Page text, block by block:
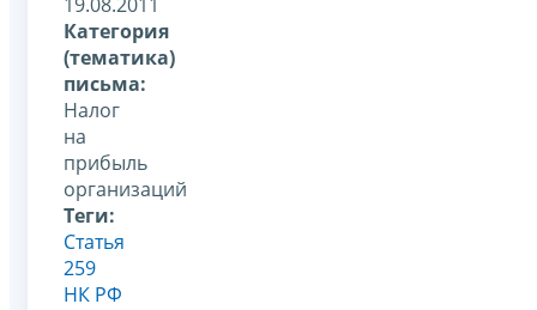
Категория
(тематика)
письма:
Налог
на
прибыль
организаций
Теги:
Статья
259
НК РФ